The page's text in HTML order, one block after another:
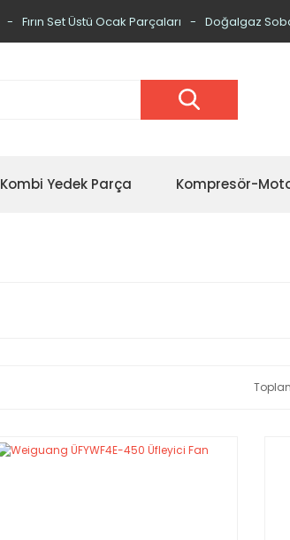
Fırın Set Üstü Ocak Parçaları Doğalgaz
Kombi Yedek Parça Kompresör-